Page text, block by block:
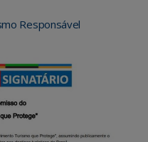
Responsável